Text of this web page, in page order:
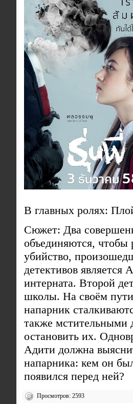
В главных ролях:
Сюжет: Два
объединяются, чтобы
убийство,
детективов
интерната. Второй
школы. На своём
напарник
также мстительными
остановить их.
Адити должна
напарника: кем он
появился перед ней?
Просмотров: 2593